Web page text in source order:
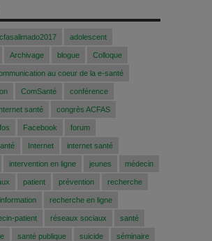
adolescent
Archivage blogue Colloque
au coeur de la e-santé
ComSanté conférence
santé congrès ACFAS
Facebook forum
Internet internet santé
intervention en ligne jeunes médecin
patient prévention recherche
recherche en ligne
patient réseaux sociaux santé
santé publique suicide séminaire